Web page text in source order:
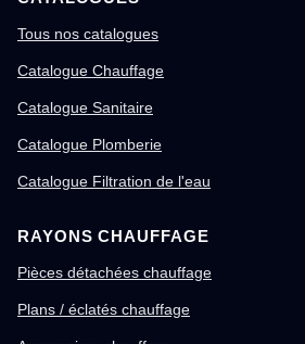
Tous nos catalogues
Catalogue Chauffage
Catalogue Sanitaire
Catalogue Plomberie
Catalogue Filtration de l'eau
RAYONS CHAUFFAGE
Pièces détachées chauffage
Plans / éclatés chauffage